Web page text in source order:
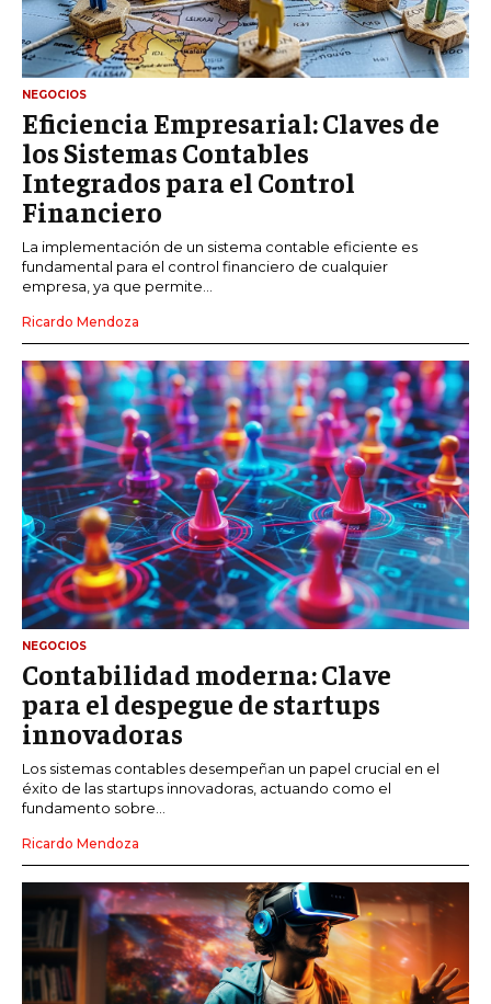
NEGOCIOS
Eficiencia Empresarial: Claves de
los Sistemas Contables
Integrados para el Control
Financiero
La implementación de un sistema contable eficiente es
fundamental para el control financiero de cualquier
empresa, ya que permite...
Ricardo Mendoza
NEGOCIOS
Contabilidad moderna: Clave
para el despegue de startups
innovadoras
Los sistemas contables desempeñan un papel crucial en el
éxito de las startups innovadoras, actuando como el
fundamento sobre...
Ricardo Mendoza